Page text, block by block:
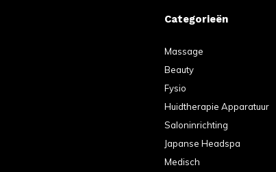
Categorieën
Massage
Beauty
Fysio
Huidtherapie Apparatuur
Saloninrichting
Japanse Headspa
Medisch